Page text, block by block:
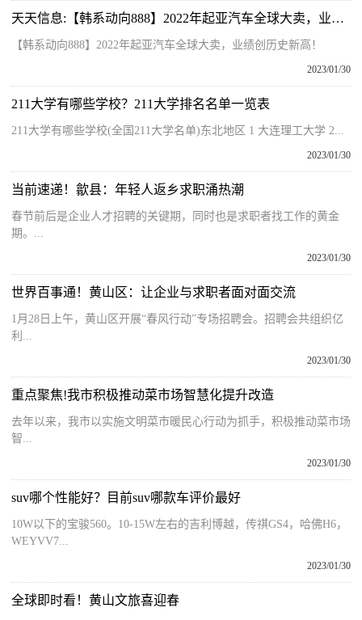
天天信息:【韩系动向888】2022年起亚汽车全球大卖，业绩创历史新高！
【韩系动向888】2022年起亚汽车全球大卖，业绩创历史新高！
2023/01/30
211大学有哪些学校？211大学排名名单一览表
211大学有哪些学校(全国211大学名单)东北地区 1 大连理工大学 2...
2023/01/30
当前速递！歙县：年轻人返乡求职涌热潮
春节前后是企业人才招聘的关键期，同时也是求职者找工作的黄金
期。...
2023/01/30
世界百事通！黄山区：让企业与求职者面对面交流
1月28日上午，黄山区开展“春风行动”专场招聘会。招聘会共组织亿
利...
2023/01/30
重点聚焦!我市积极推动菜市场智慧化提升改造
去年以来，我市以实施文明菜市暖民心行动为抓手，积极推动菜市场
智...
2023/01/30
suv哪个性能好？目前suv哪款车评价最好
10W以下的宝骏560。10-15W左右的吉利博越，传祺GS4，哈佛H6，
WEYVV7...
2023/01/30
全球即时看！黄山文旅喜迎春